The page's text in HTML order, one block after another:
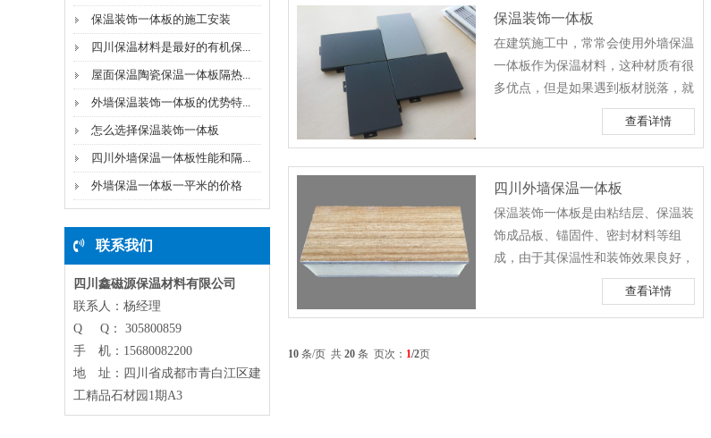
保温装饰一体板的施工安装
四川保温材料是最好的有机保...
屋面保温陶瓷保温一体板隔热...
外墙保温装饰一体板的优势特...
怎么选择保温装饰一体板
四川外墙保温一体板性能和隔...
外墙保温一体板一平米的价格
联系我们
四川鑫磁源保温材料有限公司
联系人：杨经理
Q Q： 305800859
手 机：15680082200
地 址：四川省成都市青白江区建
工精品石材园1期A3
保温系统安装过程中，保温装饰板与
称为完全粘接式。根据设计需要，可
以采用点粘式或满粘式。板缝使用砂
浆勾缝料或其他嵌缝材料密封。
保温装饰一体板
在建筑施工中，常常会使用外墙保温
一体板作为保温材料，这种材质有很
多优点，但是如果遇到板材脱落，就
需要及时的处理。下面小编就来具体
说明下，造成脱落的几个原因。
效果很差，吸水率偏大，经过冬夏季
节轮换保温板大量吸水后，到了冬天
就会结冰，使保温板开裂，还会破坏
查看详情
四川外墙保温一体板
保温装饰一体板是由粘结层、保温装
饰成品板、锚固件、密封材料等组
成，由于其保温性和装饰效果良好，
我们经常将其用于楼城建筑中。我们
使用该板材时比较重要的一点就是需
查看详情
10 条/页 共 20 条 页次： 1/2页